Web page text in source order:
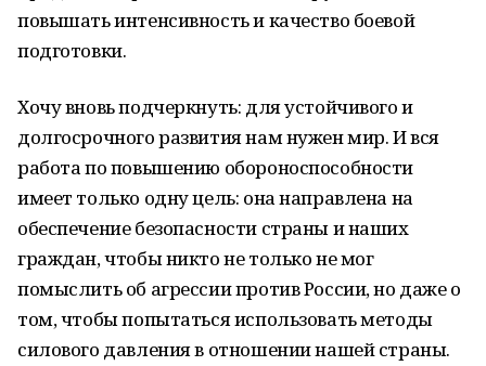
повышать интенсивность и качество боевой
подготовки.
Хочу вновь подчеркнуть: для устойчивого и
долгосрочного развития нам нужен мир. И вся
работа по повышению обороноспособности
имеет только одну цель: она направлена на
обеспечение безопасности страны и наших
граждан, чтобы никто не только не мог
помыслить об агрессии против России, но даже о
том, чтобы попытаться использовать методы
силового давления в отношении нашей страны.